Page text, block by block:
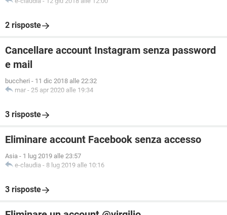
2 risposte
Cancellare account Instagram senza password
e mail
buccheri - 11 dic 2018 alle 22:32
mar - 25 apr 2020 alle 19:34
3 risposte
Eliminare account Facebook senza accesso
Asia - 1 lug 2019 alle 23:57
e-claudia - 8 lug 2019 alle 10:16
3 risposte